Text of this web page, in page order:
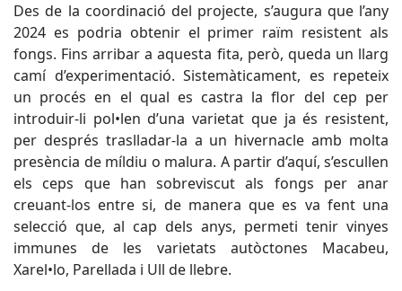
Des de la coordinació del projecte, s’augura que l’any
2024 es podria obtenir el primer raïm resistent als
fongs. Fins arribar a aquesta fita, però, queda un llarg
camí d’experimentació. Sistemàticament, es repeteix
un procés en el qual es castra la flor del cep per
introduir-li pol•len d’una varietat que ja és resistent,
per després traslladar-la a un hivernacle amb molta
presència de míldiu o malura. A partir d’aquí, s’escullen
els ceps que han sobreviscut als fongs per anar
creuant-los entre si, de manera que es va fent una
selecció que, al cap dels anys, permeti tenir vinyes
immunes de les varietats autòctones Macabeu,
Xarel•lo, Parellada i Ull de llebre.